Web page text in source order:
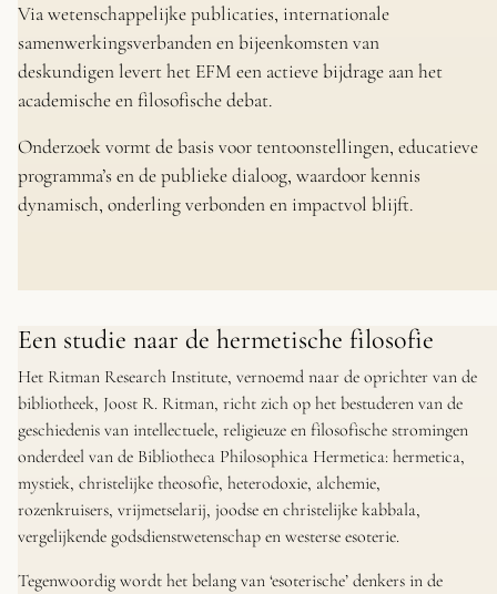
Via wetenschappelijke publicaties, internationale
samenwerkingsverbanden en bijeenkomsten van
deskundigen levert het EFM een actieve bijdrage aan het
academische en filosofische debat.
Onderzoek vormt de basis voor tentoonstellingen, educatieve
programma’s en de publieke dialoog, waardoor kennis
dynamisch, onderling verbonden en impactvol blijft.
Een studie naar de hermetische filosofie
Het Ritman Research Institute, vernoemd naar de oprichter van de
bibliotheek, Joost R. Ritman, richt zich op het bestuderen van de
geschiedenis van intellectuele, religieuze en filosofische stromingen
onderdeel van de Bibliotheca Philosophica Hermetica: hermetica,
mystiek, christelijke theosofie, heterodoxie, alchemie,
rozenkruisers, vrijmetselarij, joodse en christelijke kabbala,
vergelijkende godsdienstwetenschap en westerse esoterie.
Tegenwoordig wordt het belang van ‘esoterische’ denkers in de